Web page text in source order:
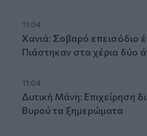
11:04
Χανιά: Σοβαρό επεισόδιο
Πιάστηκαν στα χέρια δύο
11:04
Δυτική Μάνη: Επιχείρηση
Βυρού τα ξημερώματα